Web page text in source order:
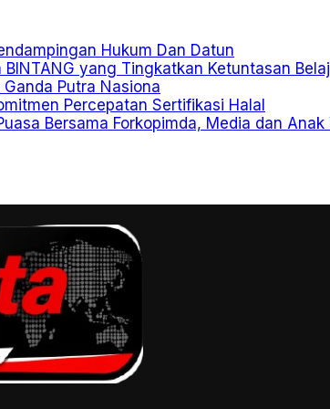
Hukum Dan Datun
yang Tingkatkan Ketuntasan
Putra Nasiona
Percepatan Sertifikasi Halal
Bersama Forkopimda, Media dan Anak